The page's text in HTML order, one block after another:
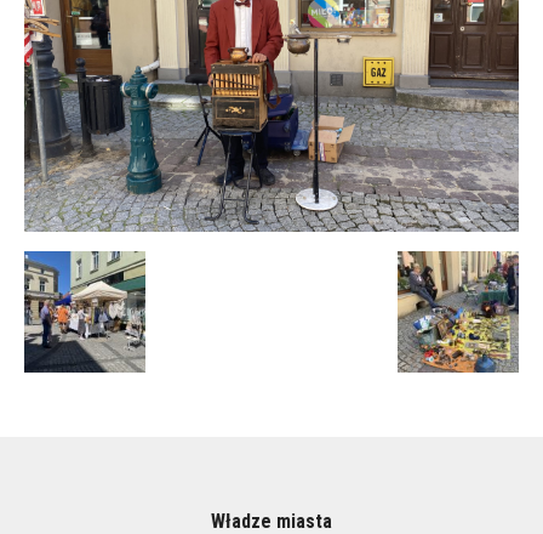
Władze miasta